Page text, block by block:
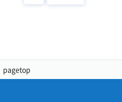
pagetop